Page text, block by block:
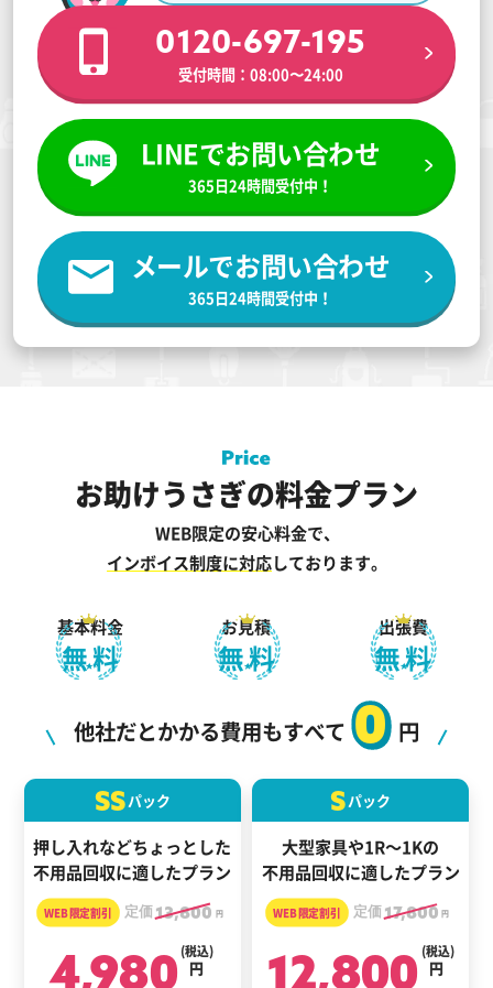
0120-697-195
受付時間：08:00〜24:00
LINEでお問い合わせ
365日24時間受付中！
メールでお問い合わせ
365日24時間受付中！
お助けうさぎの料金プラン
WEB限定の安心料金で、
インボイス制度に対応しております。
基本料金
無料
お見積
無料
出張費
無料
他社だとかかる費用もすべて
0
円
SSパック
押し入れなどちょっとした
不用品回収に適したプラン
定価13,800 円
4,980 円
(税込)
Sパック
大型家具や1R～1Kの
不用品回収に適したプラン
定価17,800 円
12,800 円
(税込)